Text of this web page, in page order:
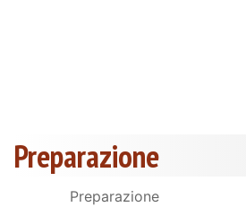
Preparazione
Preparazione